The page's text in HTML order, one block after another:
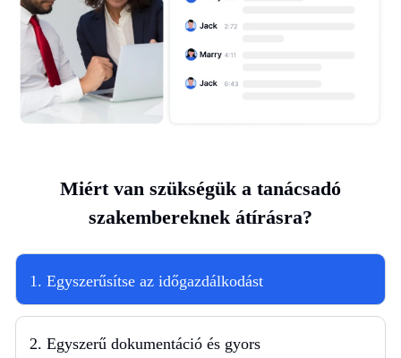
Miért van szükségük a tanácsadó
szakembereknek átírásra?
1. Egyszerűsítse az időgazdálkodást
2. Egyszerű dokumentáció és gyors